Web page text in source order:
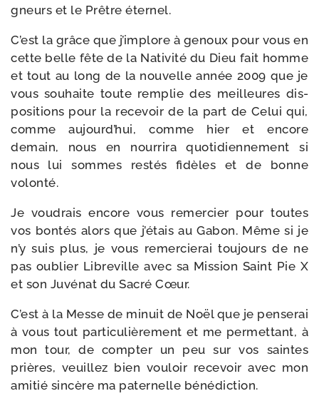
gneurs et le Prêtre éternel.
C’est la grâce que j’implore à genoux pour vous en
cette belle fête de la Nativité du Dieu fait homme
et tout au long de la nou­velle année 2009 que je
vous sou­haite toute rem­plie des meilleures dis­
po­si­tions pour la rece­voir de la part de Celui qui,
comme aujourd’hui, comme hier et encore
demain, nous en nour­ri­ra quo­ti­dien­ne­ment si
nous lui sommes res­tés fidèles et de bonne
volonté.
Je vou­drais encore vous remer­cier pour toutes
vos bon­tés alors que j’étais au Gabon. Même si je
n’y suis plus, je vous remer­cie­rai tou­jours de ne
pas oublier Libreville avec sa Mission Saint Pie X
et son Juvénat du Sacré Cœur.
C’est à la Messe de minuit de Noël que je pen­se­rai
à vous tout par­ti­cu­liè­re­ment et me per­met­tant, à
mon tour, de comp­ter un peu sur vos saintes
prières, veuillez bien vou­loir rece­voir avec mon
ami­tié sin­cère ma pater­nelle bénédiction.